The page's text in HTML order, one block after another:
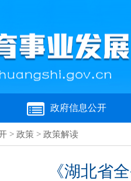
政府信息公开
> 政策 > 政策解读
《湖北省